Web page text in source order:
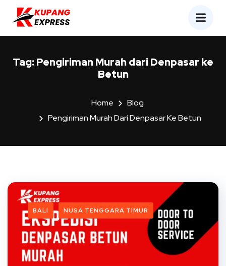
Tag: Pengiriman Murah dari Denpasar ke
Betun
Home
Blog
Pengiriman Murah Dari Denpasar Ke Betun
BALI NUSA TENGGARA TIMUR